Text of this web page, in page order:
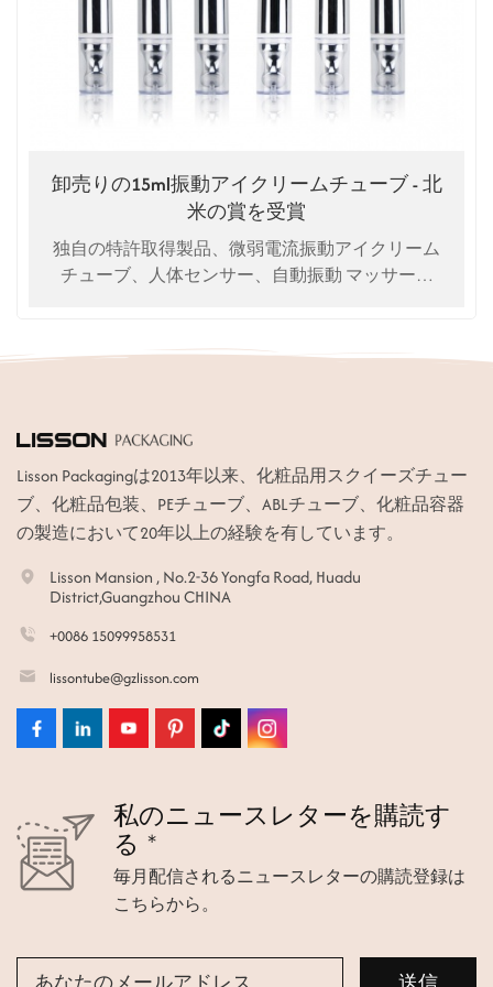
卸売りの15ml振動アイクリームチューブ - 北
米の賞を受賞
独自の特許取得製品、微弱電流振動アイクリーム
チューブ、人体センサー、自動振動 マッサージ
Lisson Packagingは2013年以来、化粧品用スクイーズチュー
ブ、化粧品包装、PEチューブ、ABLチューブ、化粧品容器
の製造において20年以上の経験を有しています。
Lisson Mansion , No.2-36 Yongfa Road, Huadu
District,Guangzhou CHINA
+0086 15099958531
lissontube@gzlisson.com
私のニュースレターを購読す
る *
毎月配信されるニュースレターの購読登録は
こちらから。